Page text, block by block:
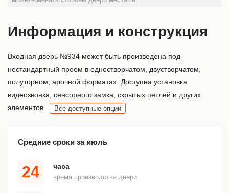
Информация и конструкция
Входная дверь №934 может быть произведена под
нестандартный проем в одностворчатом, двустворчатом,
полуторном, арочной форматах. Доступна установка
видеозвонка, сенсорного замка, скрытых петлей и других
элементов.
Все доступные опции
Средние сроки за июль
24 часа
время производства двери